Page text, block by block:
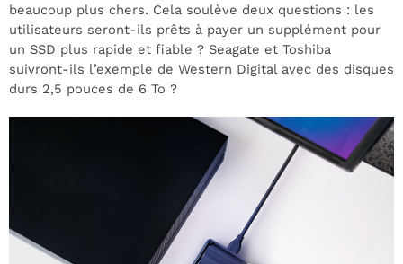
beaucoup plus chers. Cela soulève deux questions : les
utilisateurs seront-ils prêts à payer un supplément pour
un SSD plus rapide et fiable ? Seagate et Toshiba
suivront-ils l’exemple de Western Digital avec des disques
durs 2,5 pouces de 6 To ?